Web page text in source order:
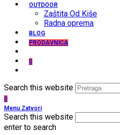
OUTDOOR
Zaštita Od Kiše
Radna oprema
BLOG
PRODAVNICA
0
Search this website
0
Menu Zatvori
Search this website
enter to search